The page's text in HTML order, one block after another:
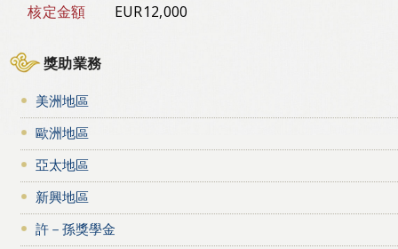
核定金額
EUR12,000
獎助業務
美洲地區
歐洲地區
亞太地區
新興地區
許－孫獎學金